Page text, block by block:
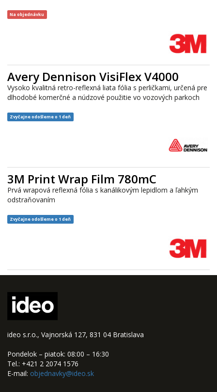
Na objednávku
Avery Dennison VisiFlex V4000
Vysoko kvalitná retro-reflexná liata fólia s perličkami, určená pre
dlhodobé komerčné a núdzové použitie vo vozových parkoch
Zvyčajne odošleme o 1 deň
3M Print Wrap Film 780mC
Prvá wrapová reflexná fólia s kanálikovým lepidlom a ľahkým
odstraňovaním
Zvyčajne odošleme o 1 deň
ideo s.r.o., Vajnorská 127, 831 04 Bratislava
Pondelok – piatok: 08:00 – 16:30
Tel.: +421 2 2074 1576
E-mail: objednavky@ideo.sk